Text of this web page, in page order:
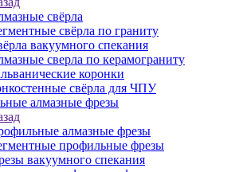
свёрла
свёрла по граниту
вакуумного спекания
сверла по керамограниту
коронки
свёрла для ЧПУ
алмазные фрезы
алмазные фрезы
профильные фрезы
вакуумного спекания